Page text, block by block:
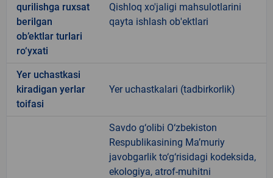
qurilishga ruxsat
berilgan
ob’ektlar turlari
ro‘yxati
Qishloq xo'jaligi mahsulotlarini
qayta ishlash ob'ektlari
Yer uchastkasi
kiradigan yerlar
toifasi
Yer uchastkalari (tadbirkorlik)
Savdo g‘olibi O‘zbekiston
Respublikasining Ma’muriy
javobgarlik to‘g‘risidagi kodeksida,
ekologiya, atrof-muhitni